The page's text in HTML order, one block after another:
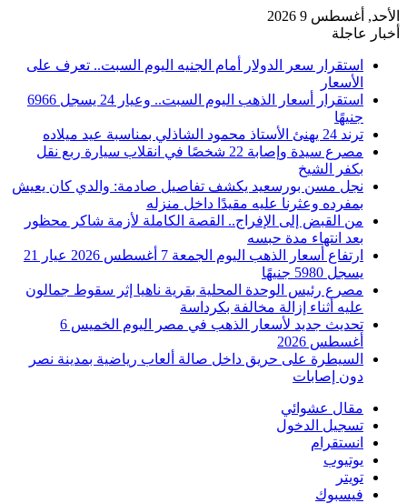
الأحد, أغسطس 9 2026
أخبار عاجلة
استقرار سعر الدولار أمام الجنيه اليوم السبت.. تعرف على
الأسعار
استقرار أسعار الذهب اليوم السبت.. وعيار 24 يسجل 6966
جنيهًا
ترند 24 يهنئ الأستاذ محمود الشاذلي بمناسبة عيد ميلاده
مصرع سيدة وإصابة 22 شخصًا في انقلاب سيارة ربع نقل
بكفر الشيخ
نجل مسن بورسعيد يكشف تفاصيل صادمة: والدي كان يعيش
بمفرده وعثرنا عليه مقيدًا داخل منزله
من القبض إلى الإفراج.. القصة الكاملة لأزمة شاكر محظور
بعد انتهاء مدة حبسه
ارتفاع أسعار الذهب اليوم الجمعة 7 أغسطس 2026 عيار 21
يسجل 5980 جنيهًا
مصرع رئيس الوحدة المحلية بقرية ناهيا إثر سقوط جمالون
عليه أثناء إزالة مخالفة بكرداسة
تحديث جديد لأسعار الذهب في مصر اليوم الخميس 6
أغسطس 2026
السيطرة على حريق داخل صالة ألعاب رياضية بمدينة نصر
دون إصابات
مقال عشوائي
تسجيل الدخول
انستقرام
يوتيوب
تويتر
فيسبوك